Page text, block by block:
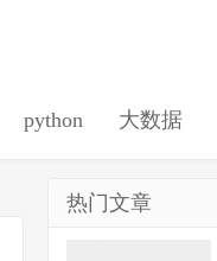
python 大数据
热门文章